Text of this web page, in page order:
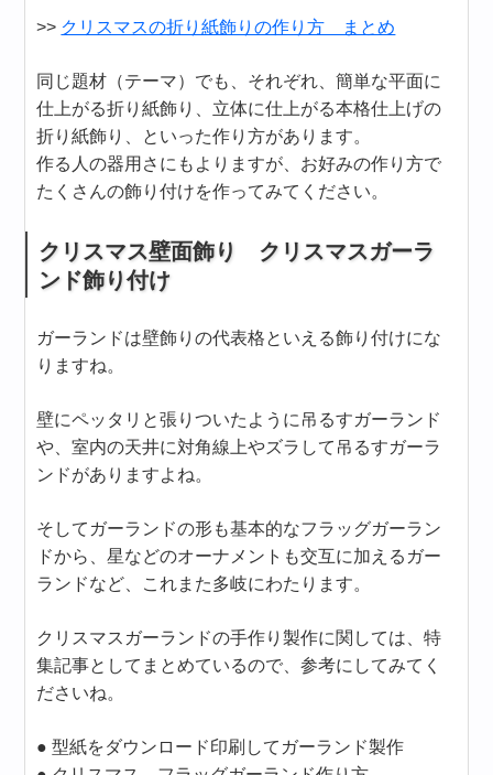
>> クリスマスの折り紙飾りの作り方 まとめ
同じ題材（テーマ）でも、それぞれ、簡単な平面に
仕上がる折り紙飾り、立体に仕上がる本格仕上げの
折り紙飾り、といった作り方があります。
作る人の器用さにもよりますが、お好みの作り方で
たくさんの飾り付けを作ってみてください。
クリスマス壁面飾り クリスマスガーラ
ンド飾り付け
ガーランドは壁飾りの代表格といえる飾り付けにな
りますね。
壁にペッタリと張りついたように吊るすガーランド
や、室内の天井に対角線上やズラして吊るすガーラ
ンドがありますよね。
そしてガーランドの形も基本的なフラッグガーラン
ドから、星などのオーナメントも交互に加えるガー
ランドなど、これまた多岐にわたります。
クリスマスガーランドの手作り製作に関しては、特
集記事としてまとめているので、参考にしてみてく
ださいね。
● 型紙をダウンロード印刷してガーランド製作